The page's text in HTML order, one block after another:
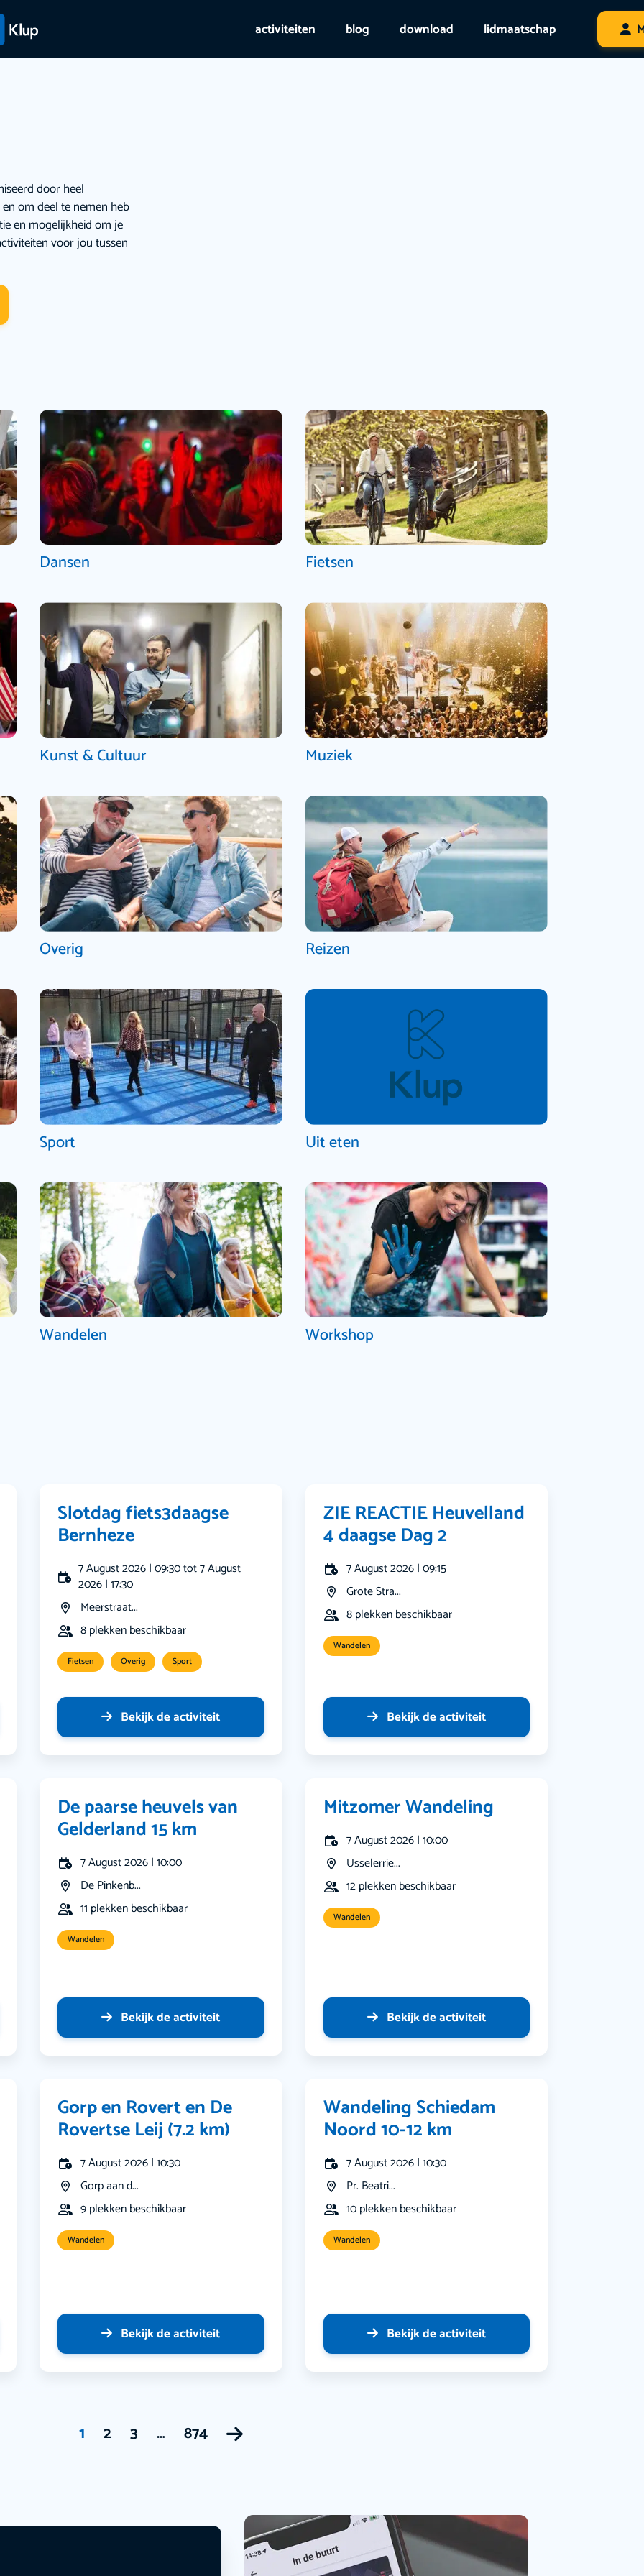
activiteiten blog download lidmaatschap
door heel
om deel te nemen heb
en mogelijkheid om je
voor jou tussen
Dansen Fietsen
Kunst & Cultuur Muziek
Overig Reizen
Sport Uit eten
Wandelen Workshop
Slotdag fiets3daagse
Bernheze
7 August 2026 | 09:30 tot 7 August
2026 | 17:30
Meerstraat...
8 plekken beschikbaar
Fietsen Overig Sport
Bekijk de activiteit
ZIE REACTIE Heuvelland
4 daagse Dag 2
7 August 2026 | 09:15
Grote Stra...
8 plekken beschikbaar
Wandelen
Bekijk de activiteit
De paarse heuvels van
Gelderland 15 km
7 August 2026 | 10:00
De Pinkenb...
11 plekken beschikbaar
Wandelen
Bekijk de activiteit
Mitzomer Wandeling
7 August 2026 | 10:00
Usselerrie...
12 plekken beschikbaar
Wandelen
Bekijk de activiteit
Gorp en Rovert en De
Rovertse Leij (7.2 km)
7 August 2026 | 10:30
Gorp aan d...
9 plekken beschikbaar
Wandelen
Bekijk de activiteit
Wandeling Schiedam
Noord 10-12 km
7 August 2026 | 10:30
Pr. Beatri...
10 plekken beschikbaar
Wandelen
Bekijk de activiteit
1 2 3 … 874